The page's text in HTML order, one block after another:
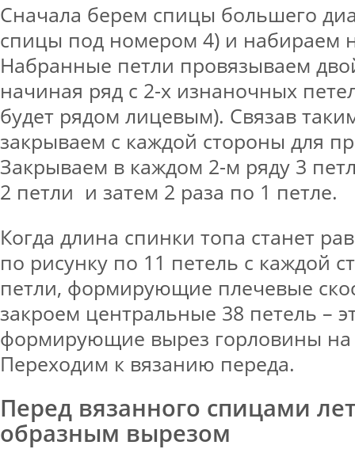
Сначала берем спицы большего
спицы под номером 4) и набираем
Набранные петли провязываем
начиная ряд с 2-х изнаночных
будет рядом лицевым). Связав
закрываем с каждой стороны для
Закрываем в каждом 2-м ряду 3
2 петли и затем 2 раза по 1 петле.
Когда длина спинки топа станет
по рисунку по 11 петель с каждой
петли, формирующие плечевые
закроем центральные 38 петель –
формирующие вырез горловины на
Переходим к вязанию переда.
Перед вязанного спицами
образным вырезом